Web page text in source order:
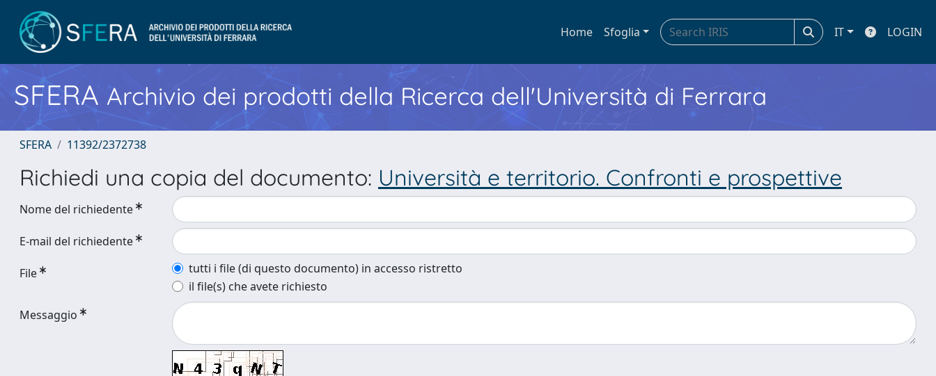
Home Sfoglia IT LOGIN
SFERA Archivio dei prodotti della Ricerca dell'Università di Ferrara
SFERA 11392/2372738
Richiedi una copia del documento: Università e territorio. Confronti e prospettive
Nome del richiedente
E-mail del richiedente
File
tutti i file (di questo documento) in accesso ristretto
il file(s) che avete richiesto
Messaggio